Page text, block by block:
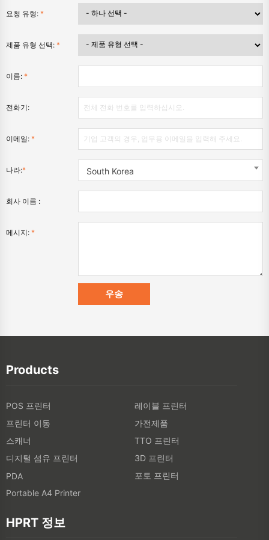
요청 유형: *
제품 유형 선택: *
이름: *
전화기:
이메일: *
나라:* South Korea
회사 이름 :
메시지: *
Products
POS 프린터
레이블 프린터
프린터 이동
가전제품
스캐너
TTO 프린터
디지털 섬유 프린터
3D 프린터
PDA
포토 프린터
Portable A4 Printer
HPRT 정보